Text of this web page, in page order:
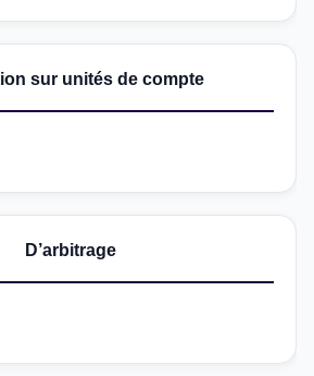
sur unités de compte
D’arbitrage